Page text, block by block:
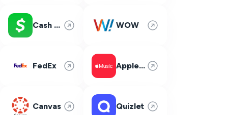
Cash App WOW
FedEx Apple Music
Canvas Quizlet